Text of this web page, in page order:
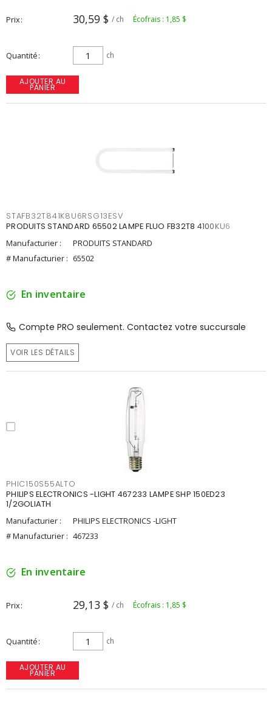
Prix 30,59 $ / ch Écofrais : 1,85 $
Quantité ch
AJOUTER AU
PANIER
STAFB32T841K8U6RSG13ESV
PRODUITS STANDARD 65502 LAMPE FLUO FB32T8 4100KU6
Manufacturier :
PRODUITS STANDARD
# Manufacturier : 65502
En inventaire
Compte PRO seulement. Contactez votre succursale
VOIR LES DÉTAILS
PHIC150S55ALTO
PHILIPS ELECTRONICS -LIGHT 467233 LAMPE SHP 150ED23
1/2GOLIATH
Manufacturier :
PHILIPS ELECTRONICS -LIGHT
# Manufacturier : 467233
En inventaire
Prix 29,13 $ / ch Écofrais : 1,85 $
Quantité ch
AJOUTER AU
PANIER